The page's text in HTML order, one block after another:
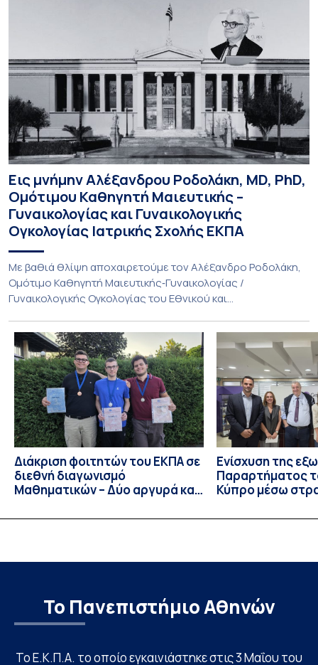
Εις μνήμην Αλέξανδρου Ροδολάκη, MD, PhD,
Ομότιμου Καθηγητή Μαιευτικής –
Γυναικολογίας και Γυναικολογικής
Ογκολογίας Ιατρικής Σχολής ΕΚΠΑ
Με βαθιά θλίψη αποχαιρετούμε τον Αλέξανδρο Ροδολάκη,
Ομότιμο Καθηγητή Μαιευτικής‑Γυναικολογίας /
Γυναικολογικής Ογκολογίας του Εθνικού και
Διευθυντή της Α’ Μαιευτικής και Γυναικολογικής Κλινικής,
στο Νοσοκομείο «Αλεξάνδρα». Η διαδρομή του υπήρξε
συνεχής και ανοδική μέσα στην ίδια Κλινική, την οποία
υπηρέτησε από κάθε θέση: Επιμελητής Β’ Ε.Σ.Υ.
(1997‑2002), Επίκουρος […]
Διάκριση φοιτητών του ΕΚΠΑ σε
διεθνή διαγωνισμό
Μαθηματικών – Δύο αργυρά και
Ενίσχυση της
Παραρτήματος
Κύπρο μέσω
Το Πανεπιστήμιο Αθηνών
Το Ε.Κ.Π.Α. το οποίο εγκαινιάστηκε στις 3 Μαΐου του